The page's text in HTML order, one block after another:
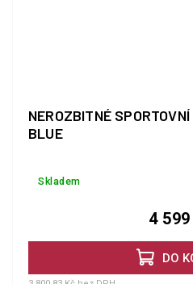
NEROZBITNÉ
BLUE
Skladem
DO
4